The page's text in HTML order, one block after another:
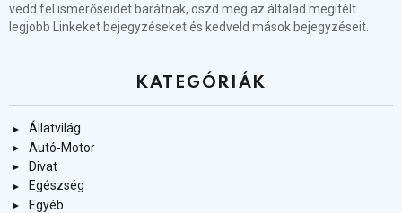
vedd fel ismerőseidet barátnak, oszd meg az általad megítélt
legjobb Linkeket bejegyzéseket és kedveld mások bejegyzéseit.
KATEGÓRIÁK
Állatvilág
Autó-Motor
Divat
Egészség
Egyéb